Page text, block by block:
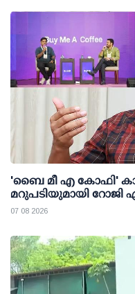
'ബൈ മീ എ കോഫി'
മറുപടിയുമായി
07 08 2026